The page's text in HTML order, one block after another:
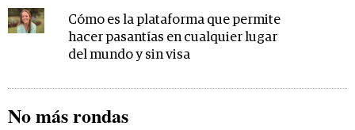
Cómo es la plataforma que permite
hacer pasantías en cualquier lugar
del mundo y sin visa
No más rondas